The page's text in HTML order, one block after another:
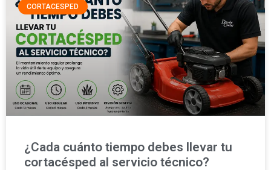
CORTACESPED
¿Cada cuánto tiempo debes llevar tu
cortacésped al servicio técnico?